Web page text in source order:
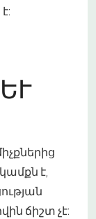
Դ
է,
ճիշտ չէ: